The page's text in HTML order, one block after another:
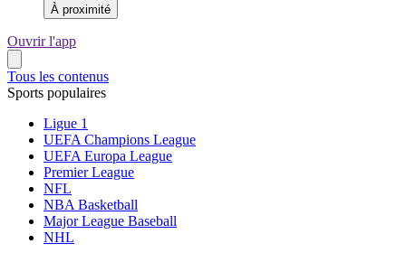
À proximité
Ouvrir l'app
Tous les contenus
Sports populaires
Ligue 1
UEFA Champions League
UEFA Europa League
Premier League
NFL
NBA Basketball
Major League Baseball
NHL